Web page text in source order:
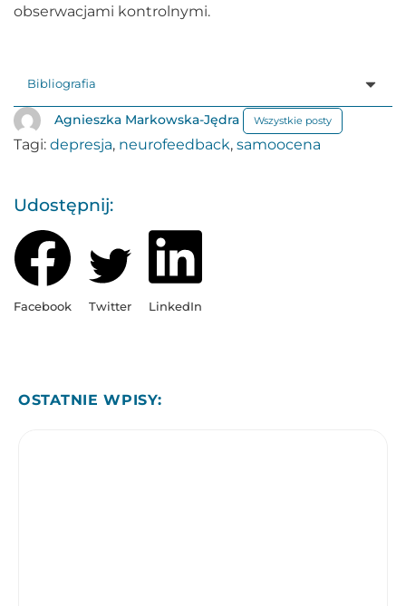
obserwacjami kontrolnymi.
Bibliografia
Agnieszka Markowska-Jędra Wszystkie posty
Tagi: depresja, neurofeedback, samoocena
Udostępnij:
Facebook Twitter LinkedIn
OSTATNIE WPISY: